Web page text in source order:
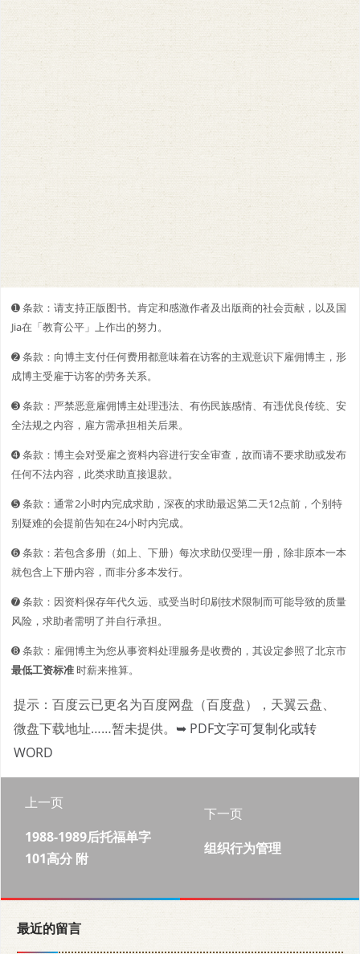
➊️ 条款：请支持正版图书。肯定和感激作者及出版商的社会贡献，以及国
Jia在「教育公平」上作出的努力。
➋️️ 条款：向博主支付任何费用都意味着在访客的主观意识下雇佣博主，形
成博主受雇于访客的劳务关系。
➌ 条款：严禁恶意雇佣博主处理违法、有伤民族感情、有违优良传统、安
全法规之内容，雇方需承担相关后果。
➍ 条款：博主会对受雇之资料内容进行安全审查，故而请不要求助或发布
任何不法内容，此类求助直接退款。
➎ 条款：通常2小时内完成求助，深夜的求助最迟第二天12点前，个别特
别疑难的会提前告知在24小时内完成。
➏ 条款：若包含多册（如上、下册）每次求助仅受理一册，除非原本一本
就包含上下册内容，而非分多本发行。
➐ 条款：因资料保存年代久远、或受当时印刷技术限制而可能导致的质量
风险，求助者需明了并自行承担。
➑ 条款：雇佣博主为您从事资料处理服务是收费的，其设定参照了北京市
最低工资标准时薪来推算。
提示：百度云已更名为百度网盘（百度盘），天翼云盘、
微盘下载地址……暂未提供。 ➥ PDF文字可复制化或转
WORD
上一页
1988-1989后托福单字
101高分 附
下一页
组织行为管理
最近的留言